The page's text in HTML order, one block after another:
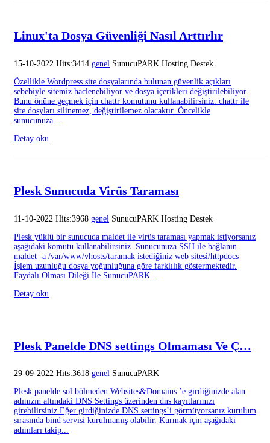
Linux'ta Dosya Güvenliği Nasıl Arttırlır
15-10-2022 Hits:3414 genel SunucuPARK Hosting Destek
Özellikle Wordpress site dosyalarında bulunan güvenlik açıkları
sebebiyle sitemiz haclenebiliyor ve dosya içerikleri değiştirilebiliyor.
Bunu önüne geçmek için chattr komutunu kullanabilirsiniz. chattr ile
site dosyları silinemez, değiştirilemez olacaktır. Öncelikle
sunucunuza...
Detay oku
Plesk Sunucuda Virüs Taraması
11-10-2022 Hits:3968 genel SunucuPARK Hosting Destek
Plesk yüklü bir sunucuda maldet ile virüs taraması yapmak istiyorsanız
aşağıdaki komutu kullanabilirsiniz. Sunucunuza SSH ile bağlanın.
maldet -a /var/www/vhosts/taramak istediğiniz web sitesi/httpdocs
İşlem uzunluğu dosya yoğunluğuna göre farklılık göstermektedir.
Faydalı Olması Dileği İle SunucuPARK...
Detay oku
Plesk Panelde DNS settings Olmaması Ve Ç…
29-09-2022 Hits:3618 genel SunucuPARK
Plesk panelde sol bölmeden Websites&Domains ’e girdiğinizde alan
adınızın altındaki DNS Settings üzerinden dns kayıtlarınızı
girebilirsiniz.Eğer girdiğinizde DNS settings’i görmüyorsanız kurulum
sırasında bind servisi kurulmamış olabilir. Kurmak için aşağıdaki
adımları takip...